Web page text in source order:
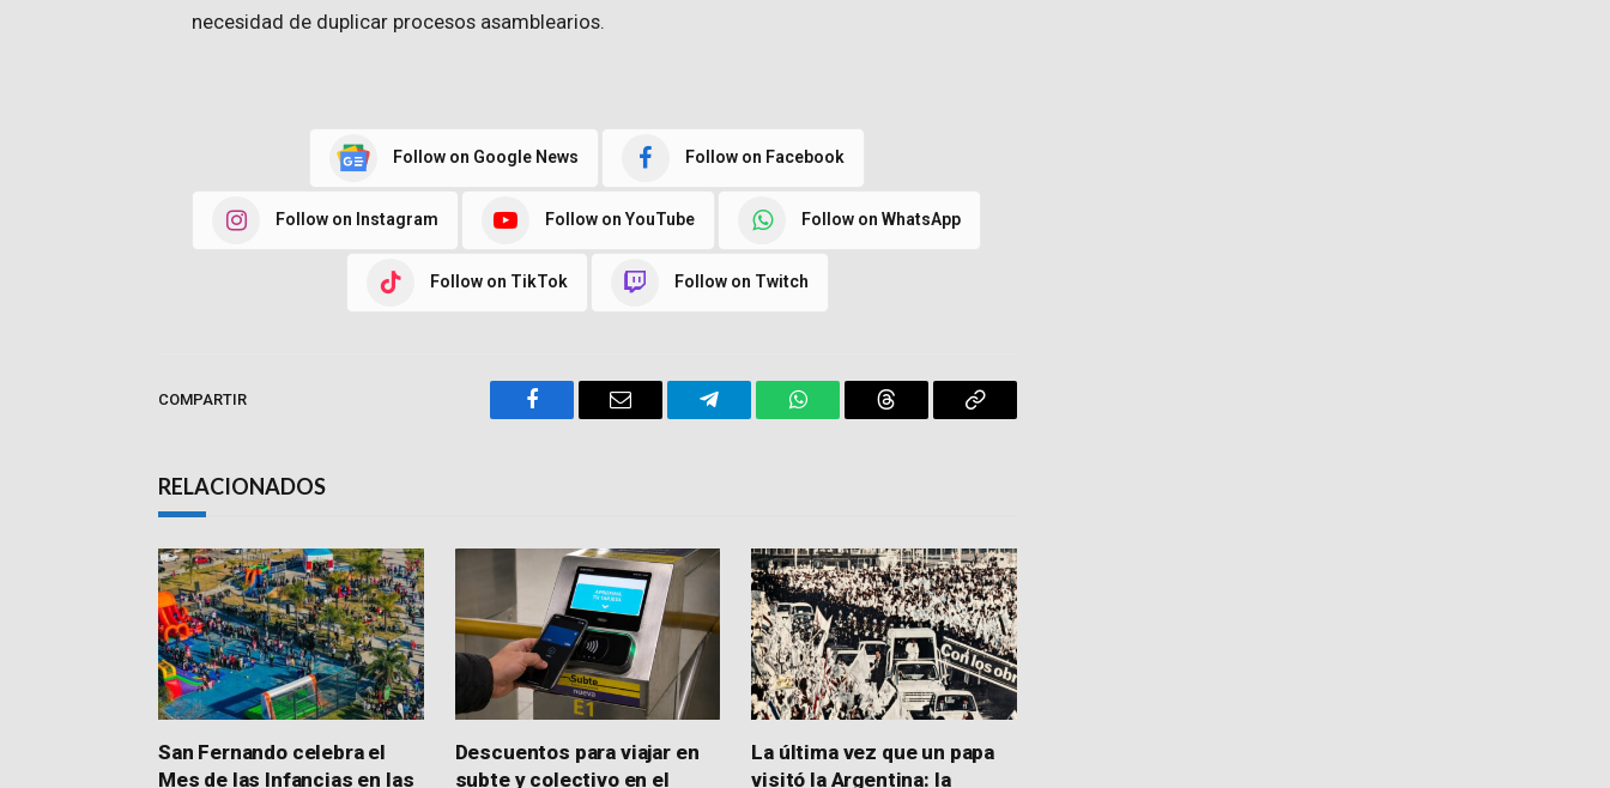
necesidad de duplicar procesos asamblearios.
Follow on Google News Follow on Facebook
Follow on Instagram Follow on YouTube Follow on WhatsApp
Follow on TikTok Follow on Twitch
COMPARTIR
Facebook Email Telegram WhatsAppThreads
Copy
RELACIONADOS
San Fernando celebra el
Mes de las Infancias en las
Descuentos para viajar en
subte y colectivo en el
La última vez que un papa
visitó la Argentina: la